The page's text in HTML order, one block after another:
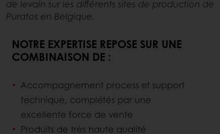
de levain sur les différents sites de production de
Puratos en Belgique.
NOTRE EXPERTISE REPOSE SUR UNE
COMBINAISON DE :
Accompagnement process et support
technique, complétés par une
excellente force de vente
Produits de très haute qualité